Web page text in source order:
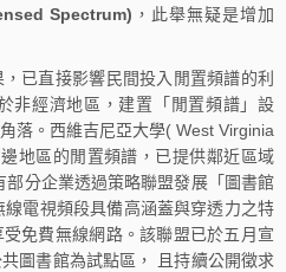
Spectrum) ，此舉無疑是增加
直接影響民間投入閒置頻譜的利
非經濟地區，建置「閒置頻譜」設
落。西維吉尼亞大學( West Virginia
地區的閒置頻譜，已提供鄰近區域
分企業透過策略聯盟發展「圖書館
電視頻段具備高涵蓋與穿透力之特
免費無線網路。該聯盟已於五月宣
圖書館為試點區， 且持續公開徵求